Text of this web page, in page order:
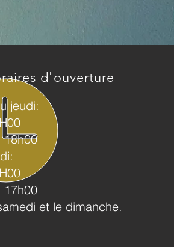
d'ouverture
jeudi:
18h00
17h00
et le dimanche.